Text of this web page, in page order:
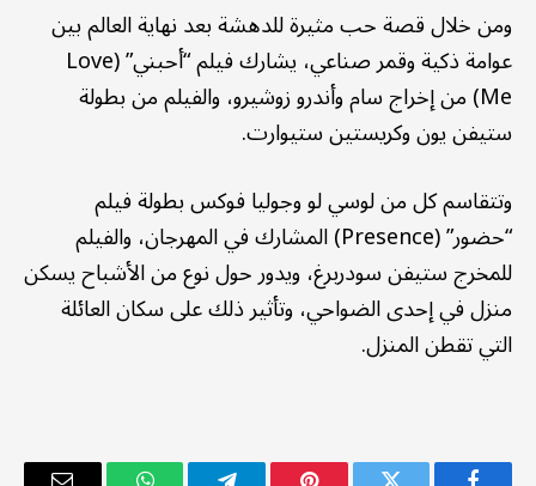
ومن خلال قصة حب مثيرة للدهشة بعد نهاية العالم بين
عوامة ذكية وقمر صناعي، يشارك فيلم “أحبني” (Love
Me) من إخراج سام وأندرو زوشيرو، والفيلم من بطولة
ستيفن يون وكريستين ستيوارت.
وتتقاسم كل من لوسي لو وجوليا فوكس بطولة فيلم
“حضور” (Presence) المشارك في المهرجان، والفيلم
للمخرج ستيفن سودربرغ، ويدور حول نوع من الأشباح يسكن
منزل في إحدى الضواحي، وتأثير ذلك على سكان العائلة
التي تقطن المنزل.